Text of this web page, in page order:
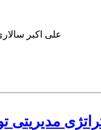
علی اکبر
مدیریتی